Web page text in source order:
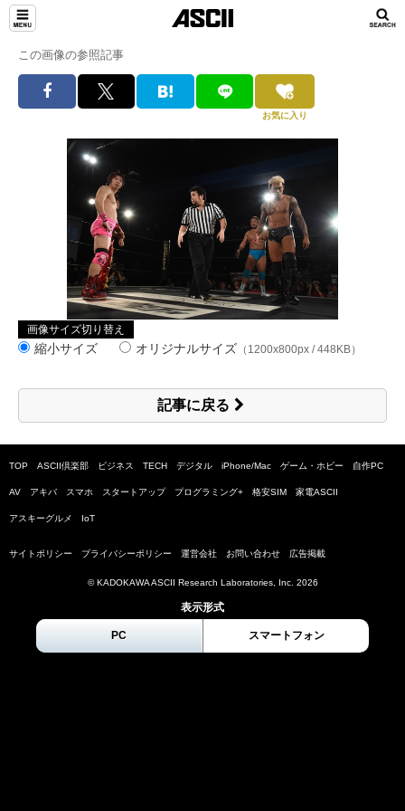
この画像の参照記事
お気に入り
画像サイズ切り替え
縮小サイズ オリジナルサイズ （1200x800px / 448KB）
記事に戻る
TOP ASCII倶楽部 ビジネス TECH デジタル iPhone/Mac ゲーム・ホビー 自作PC
AV アキバ スマホ スタートアップ プログラミング+ 格安SIM 家電ASCII
アスキーグルメ IoT
サイトポリシー プライバシーポリシー 運営会社 お問い合わせ 広告掲載
© KADOKAWA ASCII Research Laboratories, Inc. 2026
表示形式
PC スマートフォン